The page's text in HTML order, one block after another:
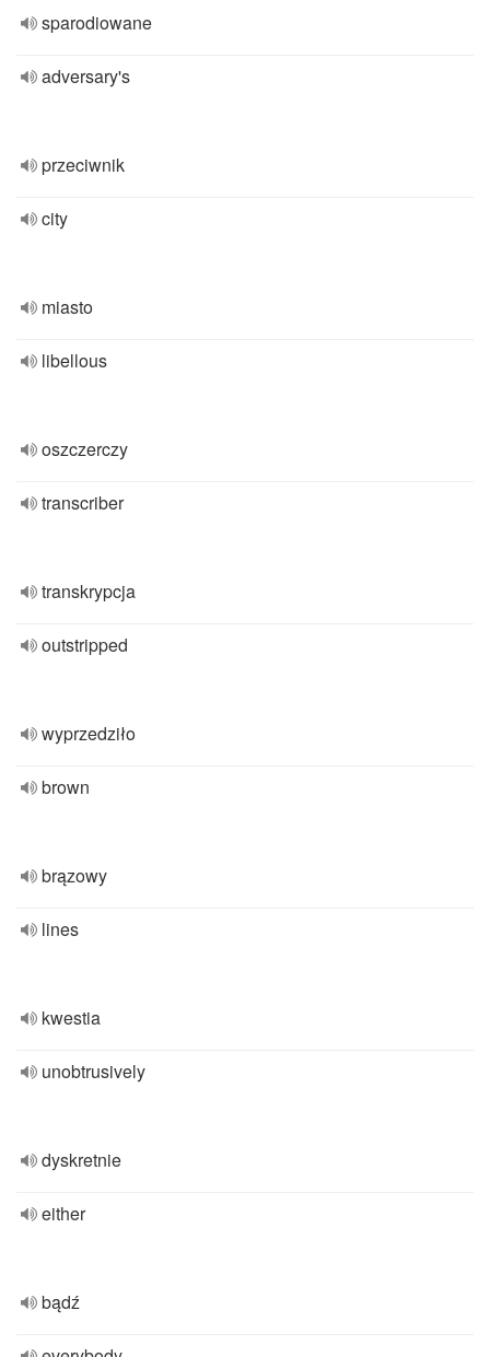
sparodiowane
adversary's
przeciwnik
city
miasto
libellous
oszczerczy
transcriber
transkrypcja
outstripped
wyprzedziło
brown
brązowy
lines
kwestia
unobtrusively
dyskretnie
either
bądź